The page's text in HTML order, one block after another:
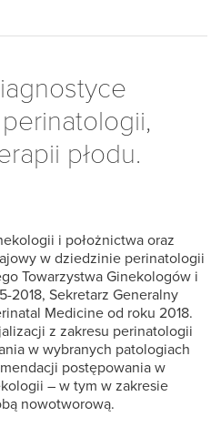
płodu.
i położnictwa oraz
w dziedzinie perinatologii
Towarzystwa Ginekologów i
2018, Sekretarz Generalny
Medicine od roku 2018.
z zakresu perinatologii
w wybranych patologiach
postępowania w
– w tym w zakresie
nowotworową.